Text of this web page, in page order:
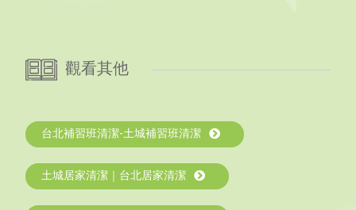
觀看其他
台北補習班清潔-土城補習班清潔
土城居家清潔｜台北居家清潔